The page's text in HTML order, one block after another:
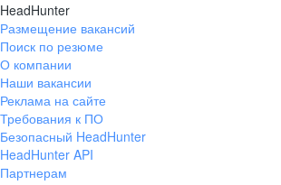
Екатеринбург
ул. Боевых Дружин, стр. 20,
+7 343 226-79-99
pr@ural.hh.ru
HeadHunter
Размещение вакансий
Поиск по резюме
О компании
Наши вакансии
Реклама на сайте
Требования к ПО
Безопасный HeadHunter
HeadHunter API
Партнерам